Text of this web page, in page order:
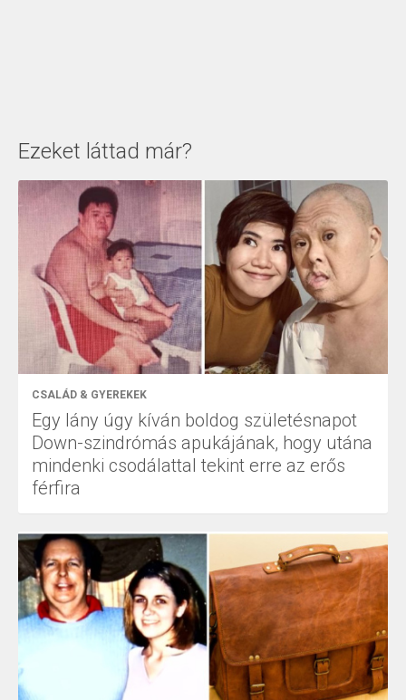
Ezeket láttad már?
CSALÁD & GYEREKEK
Egy lány úgy kíván boldog születésnapot
Down-szindrómás apukájának, hogy utána
mindenki csodálattal tekint erre az erős
férfira